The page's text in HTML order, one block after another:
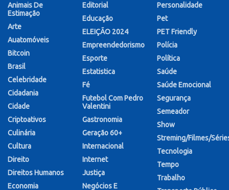
Animais De
Estimação
Arte
Auatomóveis
Bitcoin
Brasil
Celebridade
Cidadania
Cidade
Criptoativos
Culinária
Cultura
Direito
Direitos Humanos
Economia
Editorial
Educação
ELEIÇÃO 2024
Empreendedorismo
Esporte
Estatistica
Fé
Futebol Com Pedro
Valentini
Gastronomia
Geração 60+
Internacional
Internet
Justiça
Negócios E
Personalidade
Pet
PET Friendly
Polícia
Política
Saúde
Saúde Emocional
Segurança
Semeador
Show
Streming/Filmes/
Tecnologia
Tempo
Trabalho